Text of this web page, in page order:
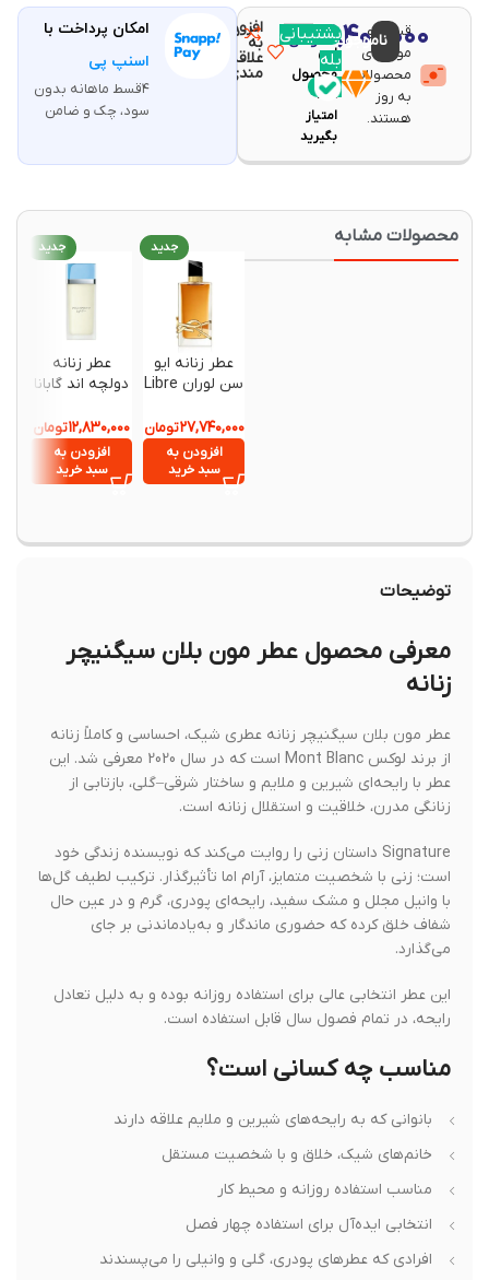
قیمت و
موجودی
محصولات
به روز
هستند.
۱۱,۴۰۰,۰۰۰تومان ناموجودبا خرید
این
محصول
۲۲۸
امتیاز
بگیرید
پشتیبانی
بله
افزودن
به
علاقه
مندی
مقایسه
امکان پرداخت با
اسنپ پی
۴قسط ماهانه بدون
سود، چک و ضامن
محصولات مشابه
عطر زنانه ایو
سن لوران Libre
de Parfum
حجم 90
میلی‌لیتر
۲۷,۷۴۰,۰۰۰تومان
افزودن به
سبد خرید
جدید
عطر زنانه
دولچه اند گابانا
de Toilette
حجم 100
میلی‌لیتر
۱۲,۸۳۰,۰۰۰تومان
افزودن به
سبد خرید
جدید
توضیحات
معرفی محصول عطر مون بلان سیگنیچر
زنانه
عطر مون بلان سیگنیچر زنانه عطری شیک، احساسی و کاملاً زنانه
از برند لوکس Mont Blanc است که در سال 2020 معرفی شد. این
عطر با رایحه‌ای شیرین و ملایم و ساختار شرقی–گلی، بازتابی از
زنانگی مدرن، خلاقیت و استقلال زنانه است.
Signature داستان زنی را روایت می‌کند که نویسنده زندگی خود
است؛ زنی با شخصیت متمایز، آرام اما تأثیرگذار. ترکیب لطیف گل‌ها
با وانیل مجلل و مشک سفید، رایحه‌ای پودری، گرم و در عین حال
شفاف خلق کرده که حضوری ماندگار و به‌یادماندنی بر جای
می‌گذارد.
این عطر انتخابی عالی برای استفاده روزانه بوده و به دلیل تعادل
رایحه، در تمام فصول سال قابل استفاده است.
مناسب چه کسانی است؟
بانوانی که به رایحه‌های شیرین و ملایم علاقه دارند
خانم‌های شیک، خلاق و با شخصیت مستقل
مناسب استفاده روزانه و محیط کار
انتخابی ایده‌آل برای استفاده چهار فصل
افرادی که عطرهای پودری، گلی و وانیلی را می‌پسندند